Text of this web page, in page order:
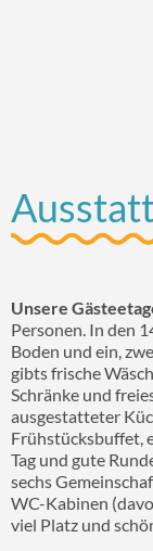
Unsere
Personen. In den
Boden und ein,
gibts frische
Schränke und
ausgestatteter
Frühstücksbuffet,
Tag und gute
sechs
WC-Kabinen
viel Platz und